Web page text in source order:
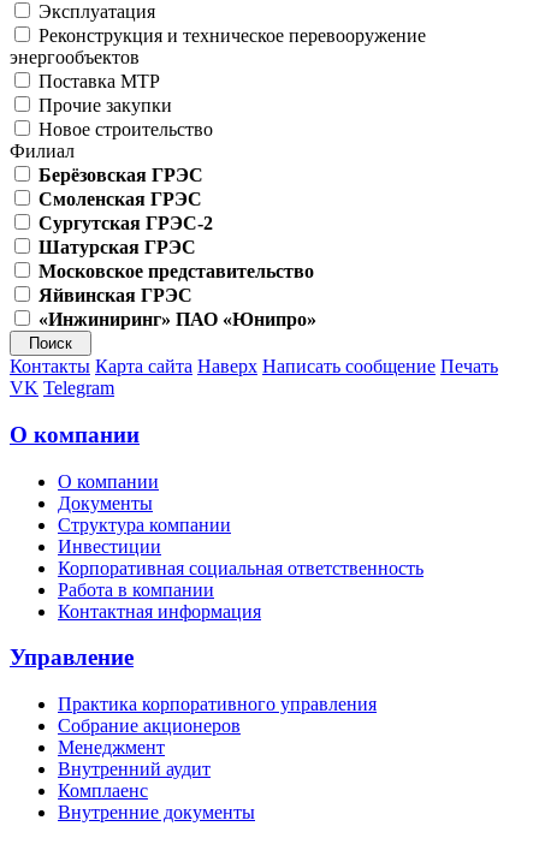
Эксплуатация
Реконструкция и техническое перевооружение
энергообъектов
Поставка МТР
Прочие закупки
Новое строительство
Филиал
Берёзовская ГРЭС
Смоленская ГРЭС
Сургутская ГРЭС-2
Шатурская ГРЭС
Московское представительство
Яйвинская ГРЭС
«Инжиниринг» ПАО «Юнипро»
Контакты Карта сайта Наверх Написать сообщение Печать
VK Telegram
О компании
О компании
Документы
Структура компании
Инвестиции
Корпоративная социальная ответственность
Работа в компании
Контактная информация
Управление
Практика корпоративного управления
Собрание акционеров
Менеджмент
Внутренний аудит
Комплаенс
Внутренние документы